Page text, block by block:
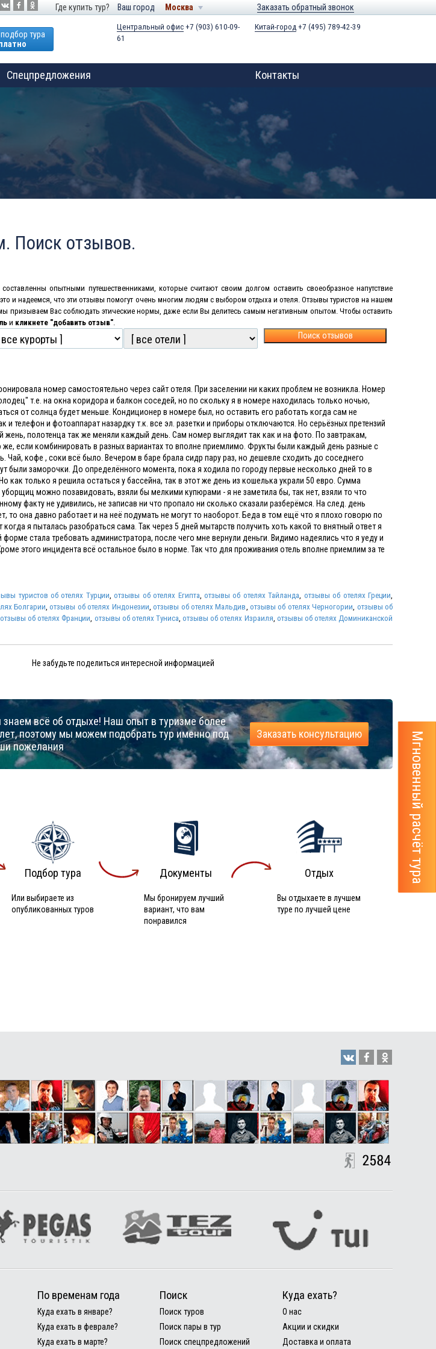
Мгновенный расчёт тура
Где купить тур? Ваш город Москва Заказать обратный звонок
тура
Центральный офис+7 (903) 610-09-
61
Китай-город+7 (495) 789-42-39
Спецпредложения Контакты
Поиск отзывов.
опытными путешественниками, которые считают своим долгом оставить своеобразное напутствие
и надеемся, что эти отзывы помогут очень многим людям с выбором отдыха и отеля. Отзывы туристов на нашем
призываем Вас соблюдать этические нормы, даже если Вы делитесь самым негативным опытом. Чтобы оставить
и кликнете "добавить отзыв".
Поиск отзывов
номер самостоятельно через сайт отеля. При заселении ни каких проблем не возникла. Номер
т.е. на окна коридора и балкон соседей, но по скольку я в номере находилась только ночью,
от солнца будет меньше. Кондиционер в номере был, но оставить его работать когда сам не
и телефон и фотоаппарат назардку т.к. все эл. разетки и приборы отключаются. Но серьёзных претензий
жень, полотенца так же меняли каждый день. Сам номер выглядит так как и на фото. По завтракам,
же, если комбинировать в разных вариантах то вполне приемлимо. Фрукты были каждый день разные с
Чай, кофе , соки всё было. Вечером в баре брала сидр пару раз, но дешевле сходить до соседнего
были заморочки. До определённого момента, пока я ходила по городу первые несколько дней то в
как только я решила остаться у бассейна, так в этот же день из кошелька украли 50 евро. Сумма
можно позавидовать, взяли бы мелкими купюрами - я не заметила бы, так нет, взяли то что
факту не удивились, не записав ни что пропало ни сколько сказали разберёмся. На след. день
то она давно работает и на неё подумать не могут то наоборот. Беда в том ещё что я плохо говорю по
я пыталась разобраться сама. Так через 5 дней мытарств получить хоть какой то внятный ответ я
стала требовать администратора, после чего мне вернули деньги. Видимо надеялись что я уеду и
этого инцидента всё остальное было в норме. Так что для проживания отель вполне приемлим за те
туристов об отелях Турции,отзывы об отелях Египта,отзывы об отелях Тайланда, отзывы об отелях Греции,
Болгарии,отзывы об отелях Индонезии,отзывы об отелях Мальдив, отзывы об отелях Черногории, отзывы об
отзывы об отелях Франции, отзывы об отелях Туниса,отзывы об отелях Израиля, отзывы об отелях Доминиканской
Не забудьте поделиться интересной информацией
всё об отдыхе! Наш опыт в туризме более
поэтому мы можем подобрать тур именно под
пожелания
Заказать консультацию
Подбор тура
Или выбираете из
опубликованных туров
Документы
Мы бронируем лучший
вариант, что вам
понравился
Отдых
Вы отдыхаете в лучшем
туре по лучшей цене
По временам года
Куда ехать в январе?
Куда ехать в феврале?
Куда ехать в марте?
Поиск
Поиск туров
Поиск пары в тур
Поиск спецпредложений
Куда ехать?
О нас
Акции и скидки
Доставка и оплата